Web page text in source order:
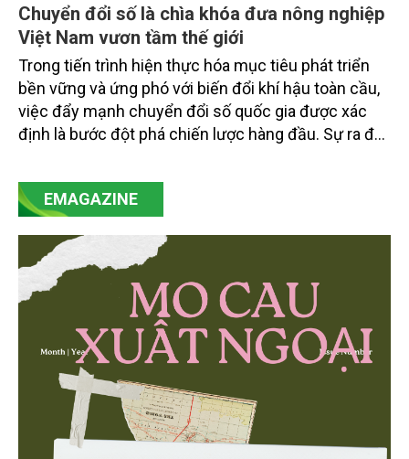
Chuyển đổi số là chìa khóa đưa nông nghiệp
Việt Nam vươn tầm thế giới
Trong tiến trình hiện thực hóa mục tiêu phát triển
bền vững và ứng phó với biến đổi khí hậu toàn cầu,
việc đẩy mạnh chuyển đổi số quốc gia được xác
định là bước đột phá chiến lược hàng đầu. Sự ra đời
mạnh mẽ, thúc đẩy quá trình cải cách toàn diện,
minh bạch hóa chuỗi cung ứng và nâng cao hiệu
then chốt là nông nghiệp và môi trường.
EMAGAZINE